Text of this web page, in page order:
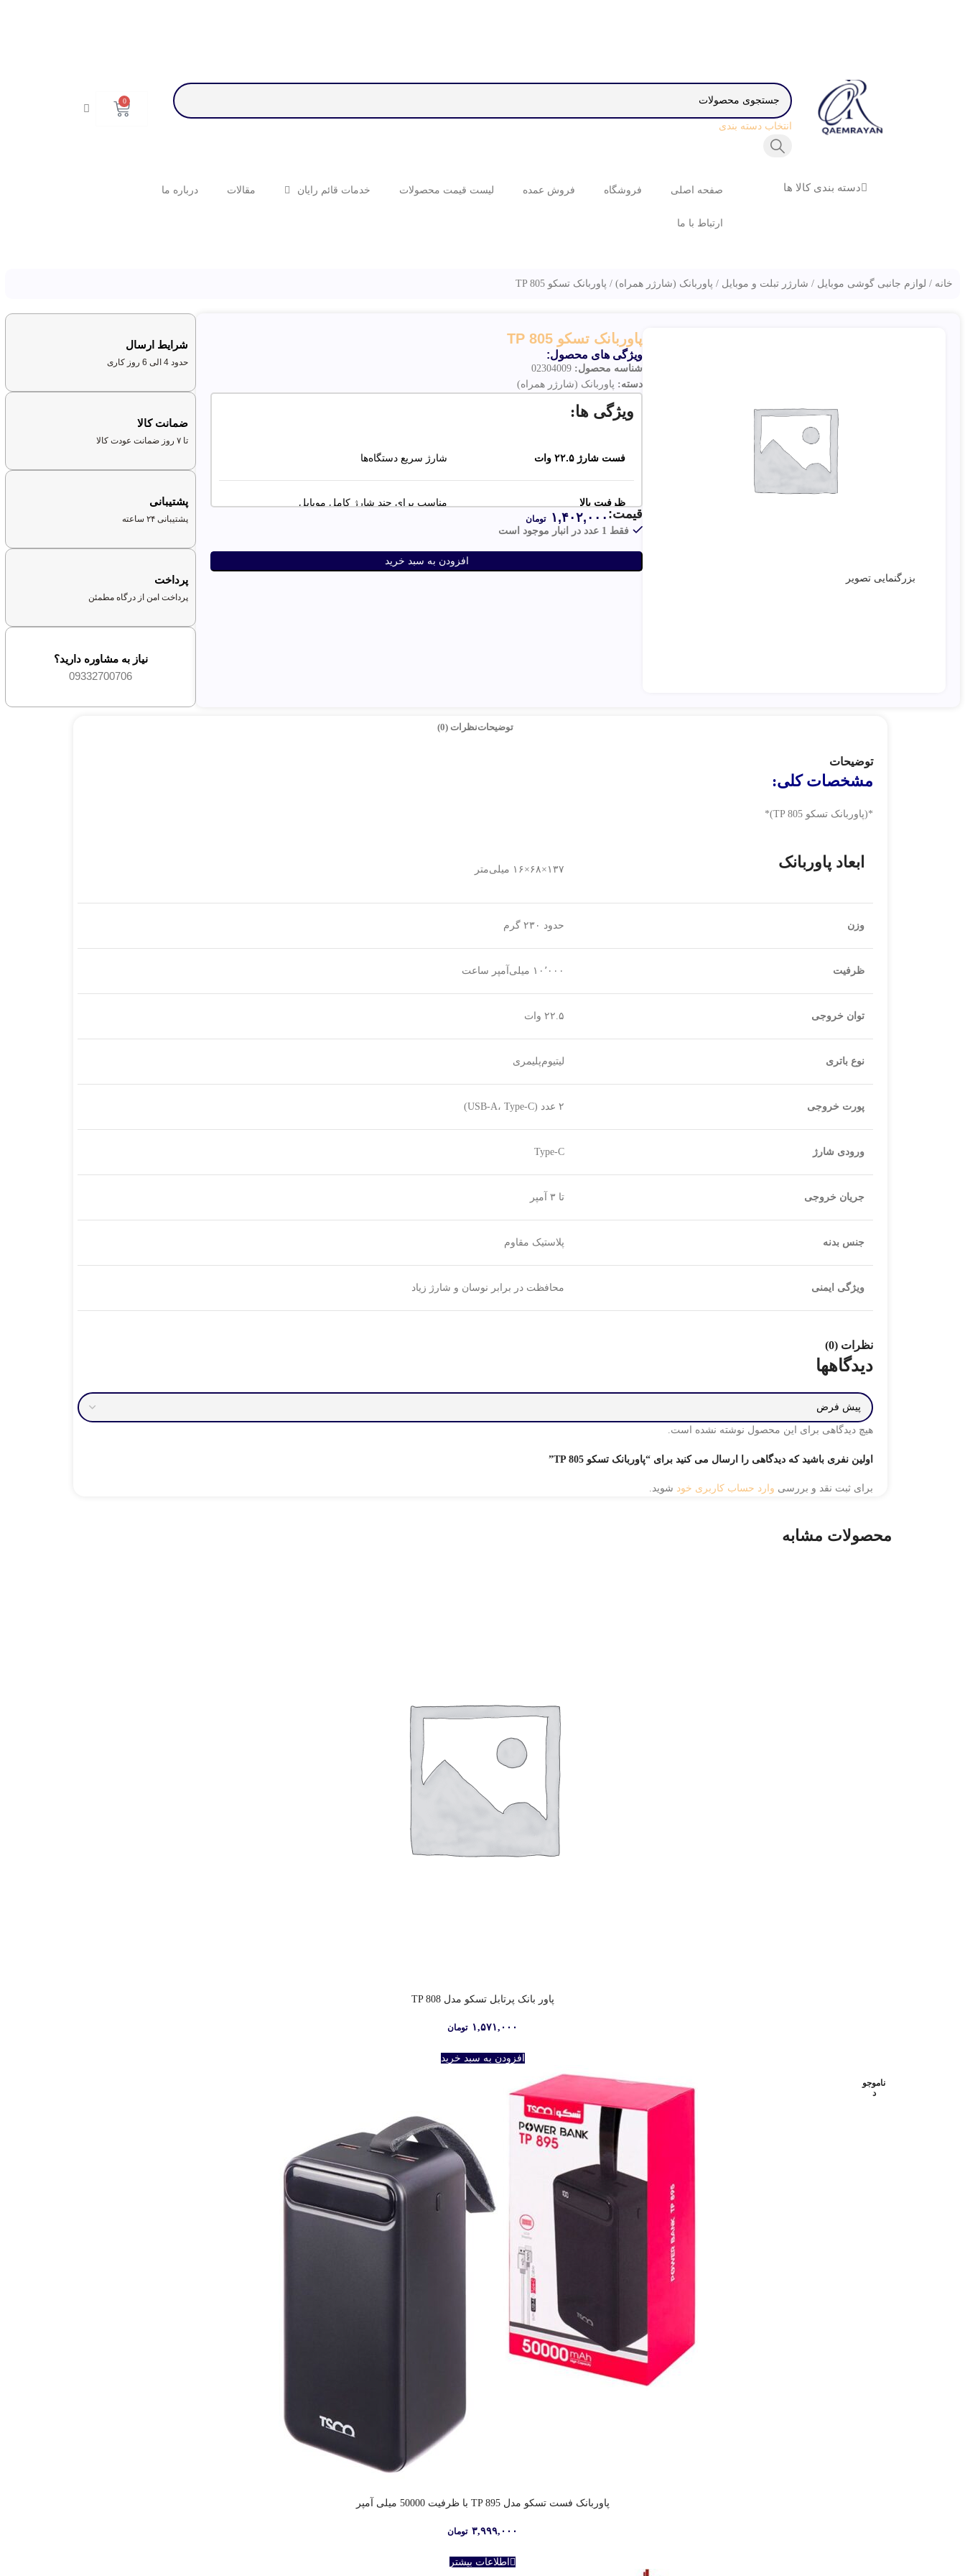
انتخاب دسته بندی
0
دسته بندی کالا ها صفحه اصلی فروشگاه فروش عمده لیست قیمت محصولات خدمات قائم رایان مقالات درباره ما
ارتباط با ما
خانه لوازم جانبی گوشی موبایل شارژر تبلت و موبایل پاوربانک (شارژر همراه) پاوربانک تسکو TP 805
بزرگنمایی تصویر
پاوربانک تسکو TP 805
ویژگی های محصول:
شناسه محصول: 02304009
دسته: پاوربانک (شارژر همراه)
ویژگی ها:
فست شارژ ۲۲.۵وات شارژ سریع دستگاه‌ها
ظرفیت بالا مناسب برای چند شارژ کامل موبایل
فقط 1 عدد در انبار موجود است
افزودن به سبد خرید
قیمت: ۱,۴۰۲,۰۰۰ تومان
شرایط ارسال
حدود 4 الی 6 روز کاری
ضمانت کالا
تا ۷ روز ضمانت عودت کالا
پشتیبانی
پشتیبانی ۲۴ ساعته
پرداخت
پرداخت امن از درگاه مطمئن
نیاز به مشاوره دارید؟
09332700706
توضیحاتنظرات (0)
توضیحات
مشخصات کلی:
*(پاوربانک تسکو TP 805)*
ابعاد پاوربانک ۱۳۷×۶۸×۱۶ میلی‌متر
وزن حدود ۲۳۰ گرم
ظرفیت ۱۰٬۰۰۰ میلی‌آمپر ساعت
توان خروجی ۲۲.۵ وات
نوع باتری لیتیوم‌پلیمری
پورت خروجی ۲ عدد (USB-A، Type-C)
ورودی شارژ Type-C
جریان خروجی تا ۳ آمپر
جنس بدنه پلاستیک مقاوم
ویژگی ایمنی محافظت در برابر نوسان و شارژ زیاد
نظرات (0)
دیدگاهها
هیچ دیدگاهی برای این محصول نوشته نشده است.
اولین نفری باشید که دیدگاهی را ارسال می کنید برای “پاوربانک تسکو TP 805”
برای ثبت نقد و بررسی وارد حساب کاربری خود شوید.
محصولات مشابه
پاور بانک پرتابل تسکو مدل TP 808
۱,۵۷۱,۰۰۰ تومان
افزودن به سبد خرید
ناموجو
د
پاوربانک فست تسکو مدل TP 895 با ظرفیت 50000 میلی آمپر
۳,۹۹۹,۰۰۰ تومان
اطلاعات بیشتر